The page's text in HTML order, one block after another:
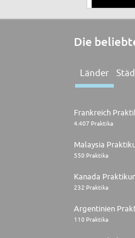
Die
Länder
Frankreich
4.407 Praktika
Malaysia
550 Praktika
Kanada
232 Praktika
110 Praktika